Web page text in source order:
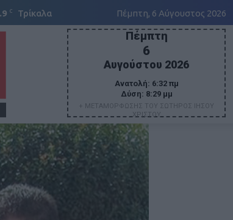
C Τρίκαλα Πέμπτη, 6 Αύγουστος 2026
Πέμπτη
6
Αυγούστου 2026
Ανατολή: 6:32 πμ
Δύση: 8:29 μμ
+ ΜΕΤΑΜΟΡΦΩΣΗΣ ΤΟΥ ΣΩΤΗΡΟΣ ΙΗΣΟΥ
ΧΡΙΣΤΟΥ